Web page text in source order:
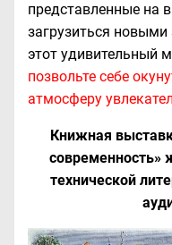
представленные на
загрузиться
этот удивительный
позвольте себе
атмосферу
Книжная
современность»
технической